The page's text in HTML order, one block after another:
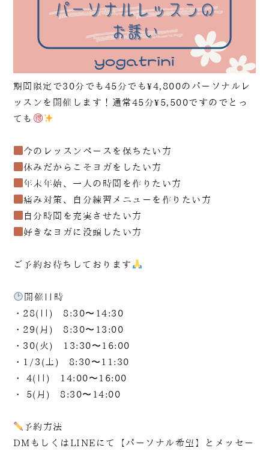
期間限定で30分でも45分でも¥4,800のパーソナルレ
ッスンを開催します！通常45分¥5,500ですのでとっ
ても
今のレッスンペースを保ちたい方
休みだからこそヨガをしたい方
年末年始、一人の時間を作りたい方
痛み対策、自分練習メニューを作りたい方
自分時間を充実させたい方
好きなヨガに没頭したい方
ご予約お待ちしております
開催日時
・28(日) 8:30〜14:30
・29(月) 8:30〜13:00
・30(火) 13:30〜16:00
・1/3(土) 8:30〜11:30
・ 4(日) 14:00〜16:00
・ 5(月) 8:30〜14:00
予約方法
DMもしくはLINEにて【パーソナル希望】とメッセー
090-1302-3033